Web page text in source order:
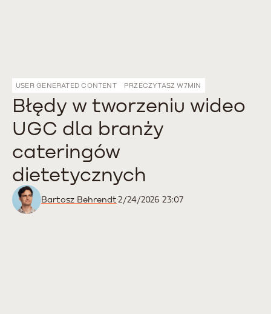
USER GENERATED CONTENT PRZECZYTASZ W7MIN
Błędy w tworzeniu wideo
UGC dla branży
cateringów
dietetycznych
Bartosz Behrendt2/24/2026 23:07